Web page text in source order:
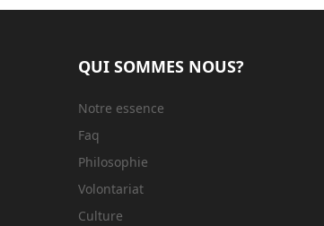
QUI SOMMES NOUS?
Notre essence
Faq
Philosophie
Volontariat
Culture